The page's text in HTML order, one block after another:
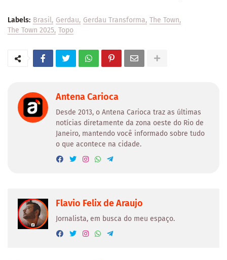
Labels: Brasil Gerdau Gerdau Transforma The Town
The Town 2025 Topo
Antena Carioca
Desde 2013, o Antena Carioca traz as últimas
notícias diretamente da zona oeste do Rio de
Janeiro, mantendo você informado sobre tudo
o que acontece na cidade.
Flavio Felix de Araujo
Jornalista, em busca do meu espaço.